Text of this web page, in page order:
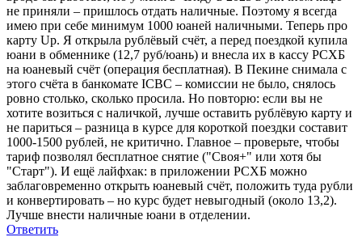
не приняли – пришлось отдать наличные. Поэтому я всегда
имею при себе минимум 1000 юаней наличными. Теперь про
карту Up. Я открыла рублёвый счёт, а перед поездкой купила
юани в обменнике (12,7 руб/юань) и внесла их в кассу РСХБ
на юаневый счёт (операция бесплатная). В Пекине снимала с
этого счёта в банкомате ICBC – комиссии не было, снялось
ровно столько, сколько просила. Но повторю: если вы не
хотите возиться с наличкой, лучше оставить рублёвую карту и
не париться – разница в курсе для короткой поездки составит
1000-1500 рублей, не критично. Главное – проверьте, чтобы
тариф позволял бесплатное снятие ("Своя+" или хотя бы
"Старт"). И ещё лайфхак: в приложении РСХБ можно
заблаговременно открыть юаневый счёт, положить туда рубли
и конвертировать – но курс будет невыгодный (около 13,2).
Лучше внести наличные юани в отделении.
Ответить